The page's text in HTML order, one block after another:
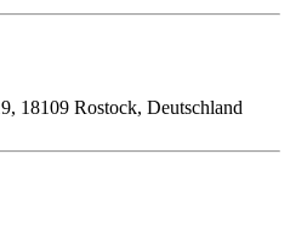
18109 Rostock, Deutschland